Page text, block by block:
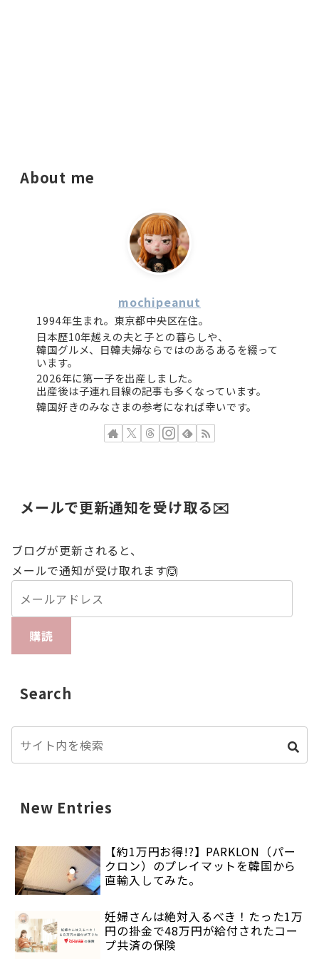
About me
mochipeanut
1994年生まれ。東京都中央区在住。
日本歴10年越えの夫と子との暮らしや、
韓国グルメ、日韓夫婦ならではのあるあるを綴って
います。
2026年に第一子を出産しました。
出産後は子連れ目線の記事も多くなっています。
韓国好きのみなさまの参考になれば幸いです。
メールで更新通知を受け取る✉️
ブログが更新されると、
メールで通知が受け取れます🙆
購読
Search
New Entries
【約1万円お得!?】PARKLON（パー
クロン）のプレイマットを韓国から
直輸入してみた。
妊婦さんは絶対入るべき！たった1万
円の掛金で48万円が給付されたコー
プ共済の保険